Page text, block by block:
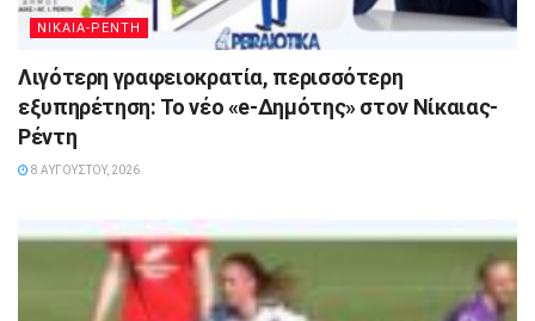
ΝΙΚΑΙΑ-ΡΕΝΤΗ
Λιγότερη γραφειοκρατία, περισσότερη
εξυπηρέτηση: Το νέο «e-Δημότης» στον Νίκαιας-
Ρέντη
8 ΑΥΓΟΎΣΤΟΥ, 2026